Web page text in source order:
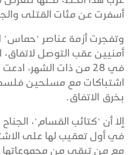
أسفرت عن مئات القتلى
وتفجرت أزمة عناصر "حماس"
في 28 من ذات الشهر،
اشتباكات مع مسلحين
بخرق الاتفاق.
إلا أن "كتائب القسام"،
في أول تعقيب لها على
مع من تبقى من